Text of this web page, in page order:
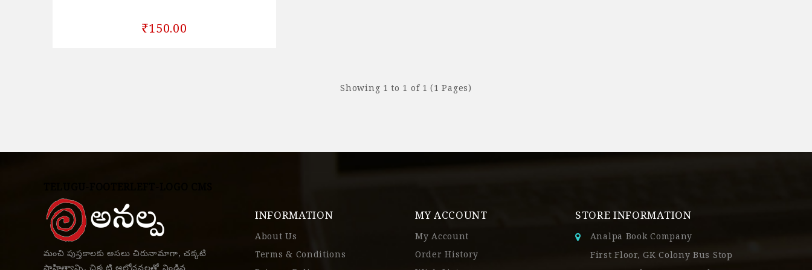
₹150.00
Showing 1 to 1 of 1 (1 Pages)
మంచి పుస్తకాలకు అసలు చిరునామాగా, చక్కటి
సాహిత్యాన్ని, చిక్కటి ఆలోచనలతో నిండిన
INFORMATION
About Us
Terms & Conditions
MY ACCOUNT
My Account
Order History
STORE INFORMATION
Analpa Book Company
First Floor, GK Colony Bus Stop